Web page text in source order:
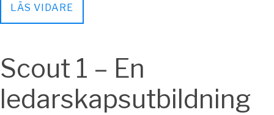
LÄS VIDARE
Scout 1 – En
ledarskapsutbildning